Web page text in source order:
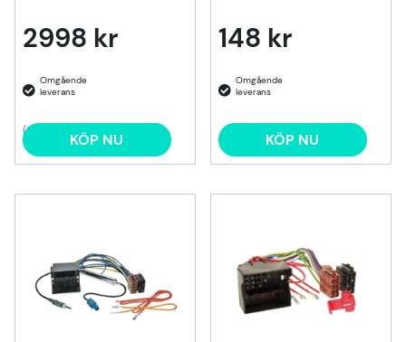
2998 kr
(2) KÖP NU
148 kr
KÖP NU